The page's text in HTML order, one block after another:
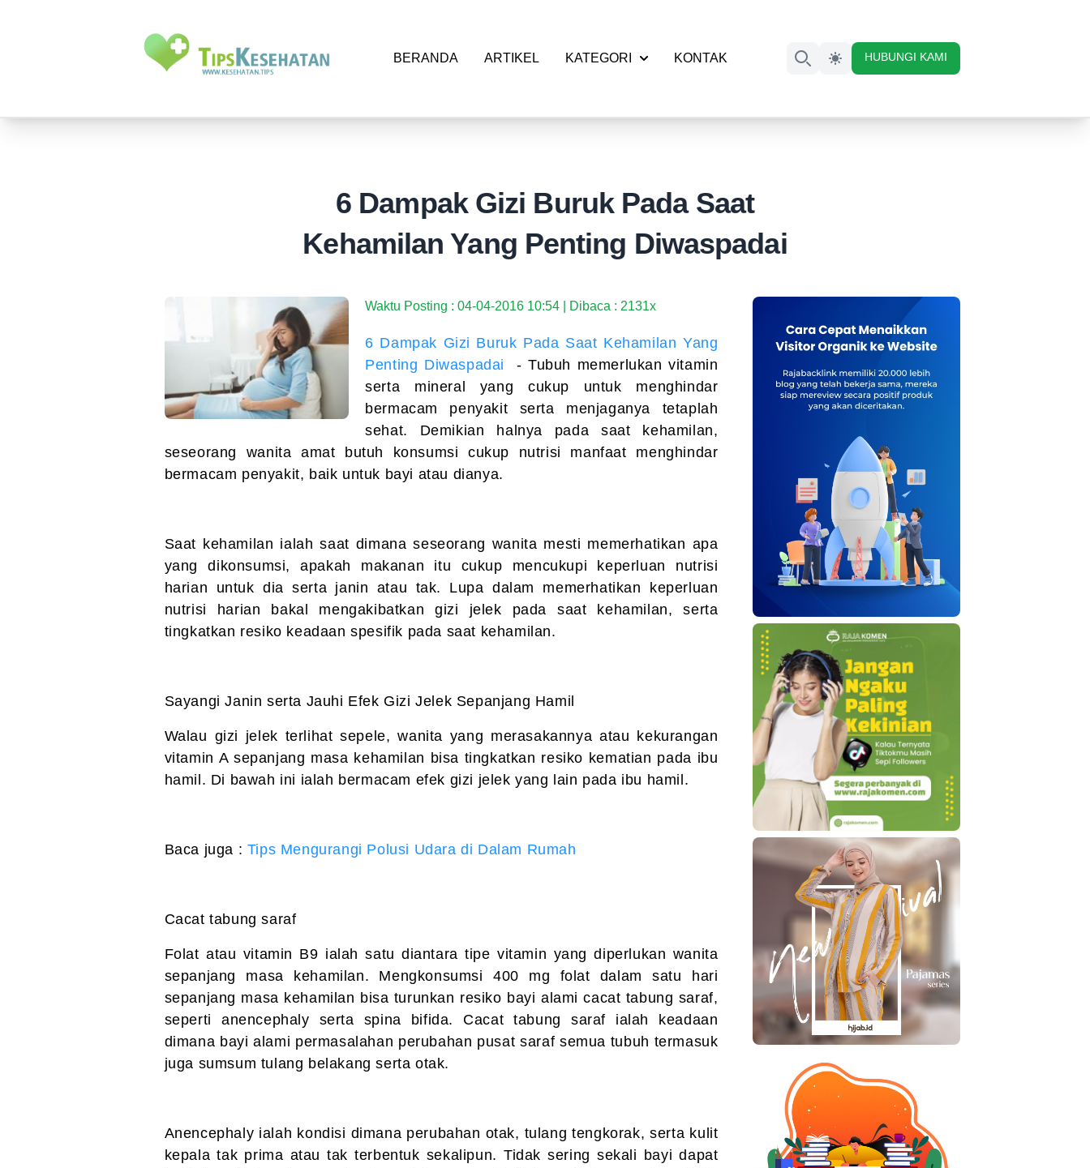
HUBUNGI KAMI
BERANDA ARTIKEL KATEGORI KONTAK
6 Dampak Gizi Buruk Pada Saat
Kehamilan Yang Penting Diwaspadai
Waktu Posting : 04-04-2016 10:54 | Dibaca : 2131x
6 Dampak Gizi Buruk Pada Saat Kehamilan Yang
Penting Diwaspadai - Tubuh memerlukan vitamin
serta mineral yang cukup untuk menghindar
bermacam penyakit serta menjaganya tetaplah
sehat. Demikian halnya pada saat kehamilan,
seseorang wanita amat butuh konsumsi cukup nutrisi manfaat menghindar
bermacam penyakit, baik untuk bayi atau dianya.
Saat kehamilan ialah saat dimana seseorang wanita mesti memerhatikan apa
yang dikonsumsi, apakah makanan itu cukup mencukupi keperluan nutrisi
harian untuk dia serta janin atau tak. Lupa dalam memerhatikan keperluan
nutrisi harian bakal mengakibatkan gizi jelek pada saat kehamilan, serta
tingkatkan resiko keadaan spesifik pada saat kehamilan.
Sayangi Janin serta Jauhi Efek Gizi Jelek Sepanjang Hamil
Walau gizi jelek terlihat sepele, wanita yang merasakannya atau kekurangan
vitamin A sepanjang masa kehamilan bisa tingkatkan resiko kematian pada ibu
hamil. Di bawah ini ialah bermacam efek gizi jelek yang lain pada ibu hamil.
Baca juga : Tips Mengurangi Polusi Udara di Dalam Rumah
Cacat tabung saraf
Folat atau vitamin B9 ialah satu diantara tipe vitamin yang diperlukan wanita
sepanjang masa kehamilan. Mengkonsumsi 400 mg folat dalam satu hari
sepanjang masa kehamilan bisa turunkan resiko bayi alami cacat tabung saraf,
seperti anencephaly serta spina bifida. Cacat tabung saraf ialah keadaan
dimana bayi alami permasalahan perubahan pusat saraf semua tubuh termasuk
juga sumsum tulang belakang serta otak.
Anencephaly ialah kondisi dimana perubahan otak, tulang tengkorak, serta kulit
kepala tak prima atau tak terbentuk sekalipun. Tidak sering sekali bayi dapat